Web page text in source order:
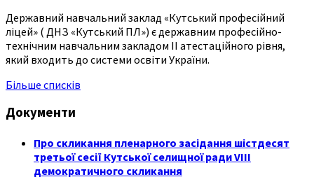
Державний навчальний заклад «Кутський професійний
ліцей» ( ДНЗ «Кутський ПЛ») є державним професійно-
технічним навчальним закладом ІІ атестаційного рівня,
який входить до системи освіти України.
Більше списків
Документи
Про скликання пленарного засідання шістдесят
третьої сесії Кутської селищної ради VIII
демократичного скликання